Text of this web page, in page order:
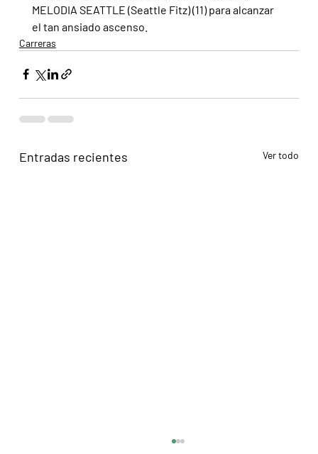
MELODIA SEATTLE (Seattle Fitz) (11) para alcanzar
el tan ansiado ascenso.
Carreras
Entradas recientes Ver todo